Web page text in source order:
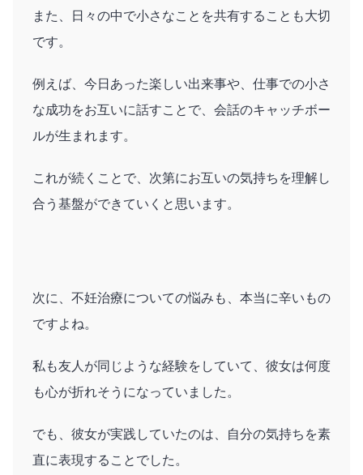
また、日々の中で小さなことを共有することも大切
です。
例えば、今日あった楽しい出来事や、仕事での小さ
な成功をお互いに話すことで、会話のキャッチボー
ルが生まれます。
これが続くことで、次第にお互いの気持ちを理解し
合う基盤ができていくと思います。
次に、不妊治療についての悩みも、本当に辛いもの
ですよね。
私も友人が同じような経験をしていて、彼女は何度
も心が折れそうになっていました。
でも、彼女が実践していたのは、自分の気持ちを素
直に表現することでした。